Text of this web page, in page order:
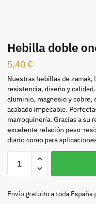
Hebilla doble
5,40 €
Nuestras hebillas de zamak,
resistencia, diseño y
aluminio, magnesio y cobre,
acabado impecable.
marroquinería. Gracias a su
excelente relación peso-
diario como para
doble
35mm
Envío gratuito a toda España